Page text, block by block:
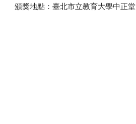
頒獎地點：臺北市立教育大學中正堂